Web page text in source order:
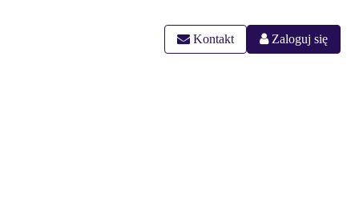
Kontakt Zaloguj się